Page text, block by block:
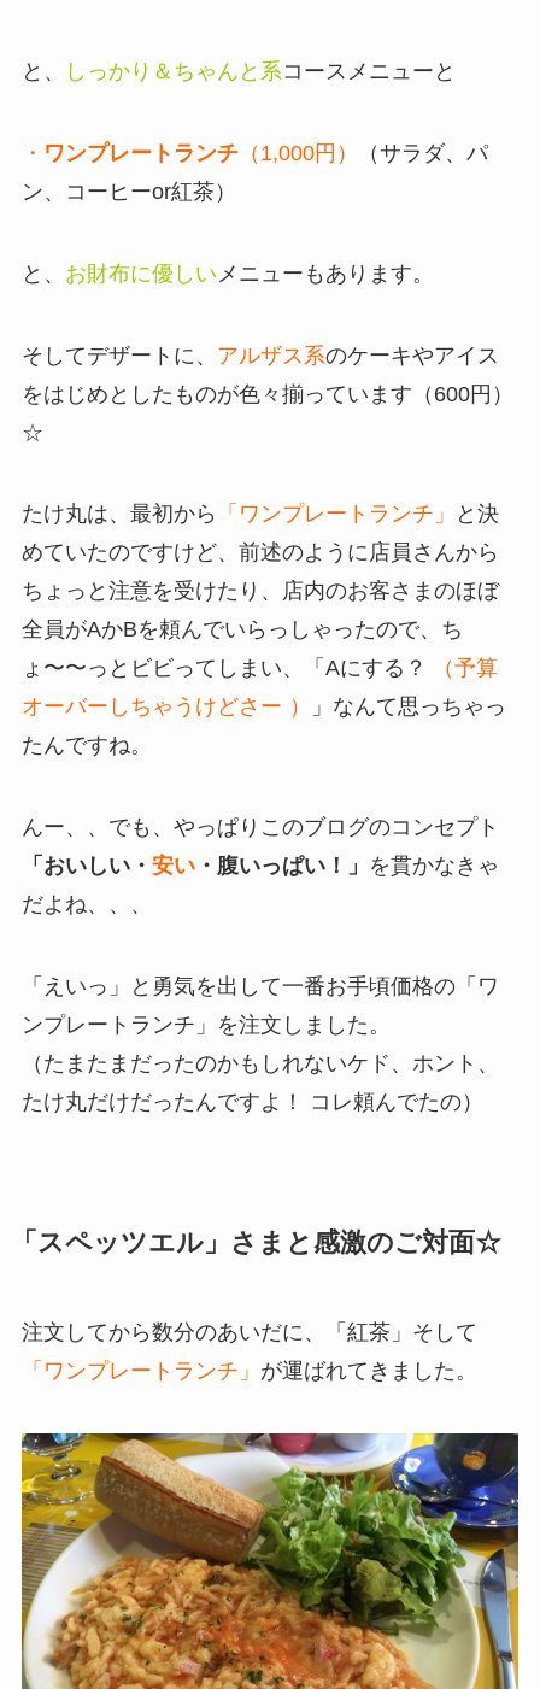
と、 しっかり＆ちゃんと系コースメニューと
・ ワンプレートランチ（1,000円）
（サラダ、パ
ン、コーヒーor紅茶）
と、 お財布に優しい メニューもあります。
そしてデザートに、 アルザス系のケーキやアイス
をはじめとしたものが色々揃っています（600円）
☆
たけ丸は、最初から 「ワンプレートランチ」
と決
めていたのですけど、前述のように店員さんから
ちょっと注意を受けたり、店内のお客さまのほぼ
全員がAかBを頼んでいらっしゃったので、ち
ょ〜〜っとビビってしまい、「Aにする？
（予算
オーバーしちゃうけどさー ）
」なんて思っちゃっ
たんですね。
んー、、でも、やっぱりこのブログのコンセプト
「おいしい・ 安い・腹いっぱい！」 を貫かなきゃ
だよね、、、
「えいっ」と勇気を出して一番お手頃価格の「ワ
ンプレートランチ」を注文しました。
（たまたまだったのかもしれないケド、ホント、
たけ丸だけだったんですよ！ コレ頼んでたの）
「スペッツエル」さまと感激のご対面☆
注文してから数分のあいだに、「紅茶」そして
「ワンプレートランチ」 が運ばれてきました。